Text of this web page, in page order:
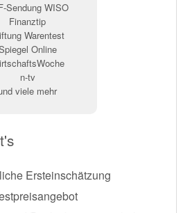
Sendung WISO
Finanztip
Warentest
Online
n-tv
viele mehr
Ersteinschätzung